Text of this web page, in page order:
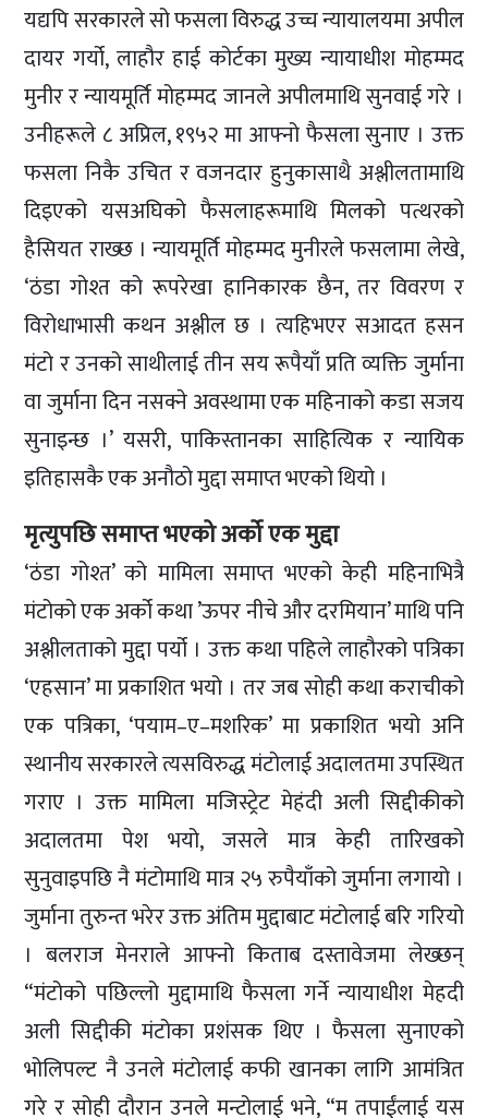
यद्यपि सरकारले सो फसला विरुद्ध उच्च न्यायालयमा अपील
दायर गर्यो, लाहौर हाई कोर्टका मुख्य न्यायाधीश मोहम्मद
मुनीर र न्यायमूर्ति मोहम्मद जानले अपीलमाथि सुनवाई गरे ।
उनीहरूले ८ अप्रिल, १९५२ मा आफ्नो फैसला सुनाए । उक्त
फसला निकै उचित र वजनदार हुनुकासाथै अश्लीलतामाथि
दिइएको यसअघिको फैसलाहरूमाथि मिलको पत्थरको
हैसियत राख्छ । न्यायमूर्ति मोहम्मद मुनीरले फसलामा लेखे,
‘ठंडा गोश्त को रूपरेखा हानिकारक छैन, तर विवरण र
विरोधाभासी कथन अश्लील छ । त्यहिभएर सआदत हसन
मंटो र उनको साथीलाई तीन सय रूपैयाँ प्रति व्यक्ति जुर्माना
वा जुर्माना दिन नसक्ने अवस्थामा एक महिनाको कडा सजय
सुनाइन्छ ।’ यसरी, पाकिस्तानका साहित्यिक र न्यायिक
इतिहासकै एक अनौठो मुद्दा समाप्त भएको थियो ।
मृत्युपछि समाप्त भएको अर्को एक मुद्दा
‘ठंडा गोश्त’ को मामिला समाप्त भएको केही महिनाभित्रै
मंटोको एक अर्को कथा ’ऊपर नीचे और दरमियान’ माथि पनि
अश्लीलताको मुद्दा पर्यो । उक्त कथा पहिले लाहौरको पत्रिका
‘एहसान’ मा प्रकाशित भयो । तर जब सोही कथा कराचीको
एक पत्रिका, ‘पयाम–ए–मशरिक’ मा प्रकाशित भयो अनि
स्थानीय सरकारले त्यसविरुद्ध मंटोलाई अदालतमा उपस्थित
गराए । उक्त मामिला मजिस्ट्रेट मेहंदी अली सिद्दीकीको
अदालतमा पेश भयो, जसले मात्र केही तारिखको
सुनुवाइपछि नै मंटोमाथि मात्र २५ रुपैयाँको जुर्माना लगायो ।
जुर्माना तुरुन्त भरेर उक्त अंतिम मुद्दाबाट मंटोलाई बरि गरियो
। बलराज मेनराले आफ्नो किताब दस्तावेजमा लेख्छन्
“मंटोको पछिल्लो मुद्दामाथि फैसला गर्ने न्यायाधीश मेहदी
अली सिद्दीकी मंटोका प्रशंसक थिए । फैसला सुनाएको
भोलिपल्ट नै उनले मंटोलाई कफी खानका लागि आमंत्रित
गरे र सोही दौरान उनले मन्टोलाई भने, “म तपाईंलाई यस